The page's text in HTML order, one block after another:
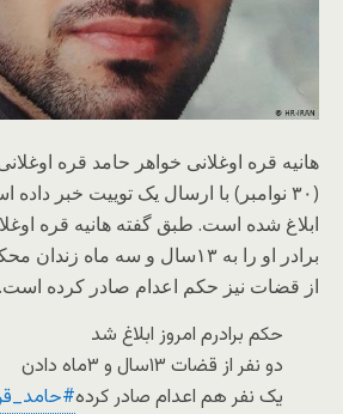
(۳۰ نوامبر) با ارسال یک توییت خبر
ابلاغ شده است. طبق گفته هانیه قره
برادر او را به ۱۳سال و سه ماه
از قضات نیز حکم اعدام صادر کرده است.
حکم برادرم امروز ابلاغ شد
دو نفر از قضات ۱۳سال و ۳ماه دادن
یک نفر هم اعدام صادر کرده